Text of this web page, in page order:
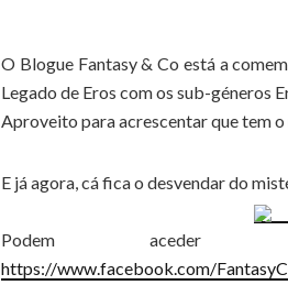
O Blogue Fantasy & Co está a
Legado de Eros com os sub-géneros
Aproveito para acrescentar que tem o
E já agora, cá fica o desvendar do
Podem
https://www.facebook.com/